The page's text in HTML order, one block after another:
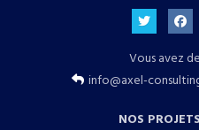
Vous avez
info@axel-
NOS PROJETS